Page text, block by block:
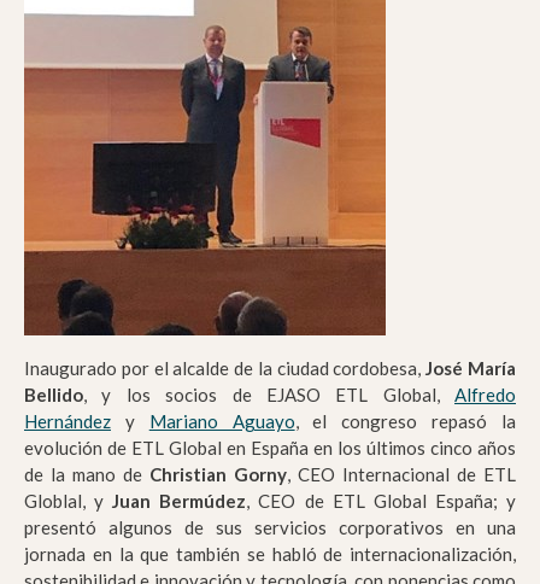
Inaugurado por el alcalde de la ciudad cordobesa,José María
Bellido, y los socios de EJASO ETL Global, Alfredo
Hernández y Mariano Aguayo, el congreso repasó la
evolución de ETL Global en España en los últimos cinco años
de la mano de Christian Gorny, CEO Internacional de ETL
Globlal, yJuan Bermúdez, CEO de ETL Global España; y
presentó algunos de sus servicios corporativos en una
jornada en la que también se habló de internacionalización,